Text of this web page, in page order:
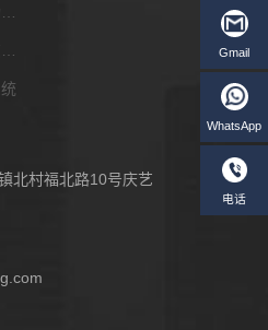
北村福北路10号庆艺